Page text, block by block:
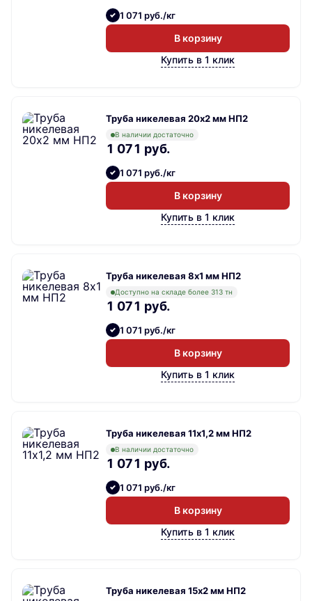
1 071 руб./кг
В корзину
Купить в 1 клик
Труба никелевая 20х2 мм НП2
В наличии достаточно
1 071 руб.
1 071 руб./кг
В корзину
Купить в 1 клик
Труба никелевая 8х1 мм НП2
Доступно на складе более 313 тн
1 071 руб.
1 071 руб./кг
В корзину
Купить в 1 клик
Труба никелевая 11х1,2 мм НП2
В наличии достаточно
1 071 руб.
1 071 руб./кг
В корзину
Купить в 1 клик
Труба никелевая 15х2 мм НП2